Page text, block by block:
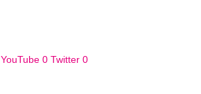
YouTube 0 Twitter 0